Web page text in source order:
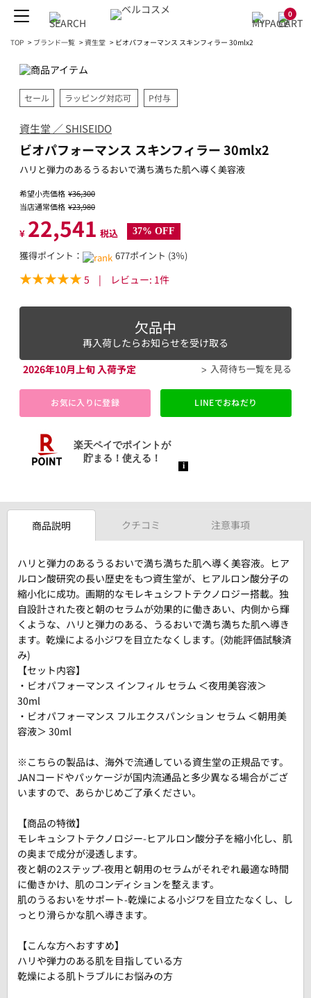
0
TOP > ブランド一覧 >資生堂 > ビオパフォーマンス スキンフィラー 30mlx2
セール ラッピング対応可 P付与
資生堂 ／ SHISEIDO
ビオパフォーマンス スキンフィラー 30mlx2
ハリと弾力のあるうるおいで満ち満ちた肌へ導く美容液
希望小売価格 ¥36,300
当店通常価格 ¥23,980
¥ 22,541 税込 37% OFF
獲得ポイント： 677ポイント (3％)
5 | レビュー: 1件
欠品中
再入荷したらお知らせを受け取る
2026年10月上旬 入荷予定
入荷待ち一覧を見る
お気に入りに登録 LINEでおねだり
商品説明 クチコミ 注意事項
ハリと弾力のあるうるおいで満ち満ちた肌へ導く美容液。ヒア
ルロン酸研究の長い歴史をもつ資生堂が、ヒアルロン酸分子の
縮小化に成功。画期的なモレキュシフトテクノロジー搭載。独
自設計された夜と朝のセラムが効果的に働きあい、内側から輝
くような、ハリと弾力のある、うるおいで満ち満ちた肌へ導き
ます。乾燥による小ジワを目立たなくします。(効能評価試験済
み)
【セット内容】
・ビオパフォーマンス インフィル セラム ＜夜用美容液＞
30ml
・ビオパフォーマンス フルエクスパンション セラム ＜朝用美
容液＞ 30ml
※こちらの製品は、海外で流通している資生堂の正規品です。
JANコードやパッケージが国内流通品と多少異なる場合がござ
いますので、あらかじめご了承ください。
【商品の特徴】
モレキュシフトテクノロジー-ヒアルロン酸分子を縮小化し、肌
の奥まで成分が浸透します。
夜と朝の2ステップ-夜用と朝用のセラムがそれぞれ最適な時間
に働きかけ、肌のコンディションを整えます。
肌のうるおいをサポート-乾燥による小ジワを目立たなくし、し
っとり滑らかな肌へ導きます。
【こんな方へおすすめ】
ハリや弾力のある肌を目指している方
乾燥による肌トラブルにお悩みの方